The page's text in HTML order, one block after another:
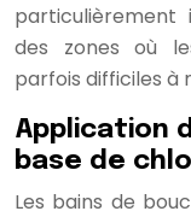
particulièrement
des zones où
parfois difficiles à
Application
base de
Les bains de